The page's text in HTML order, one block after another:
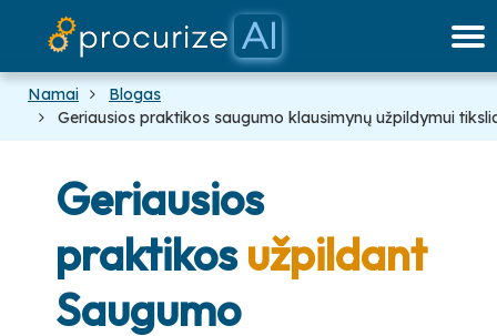
Namai
Blogas
Geriausios praktikos saugumo klausimynų užpildymui
Geriausios
praktikosužpildant
Saugumo